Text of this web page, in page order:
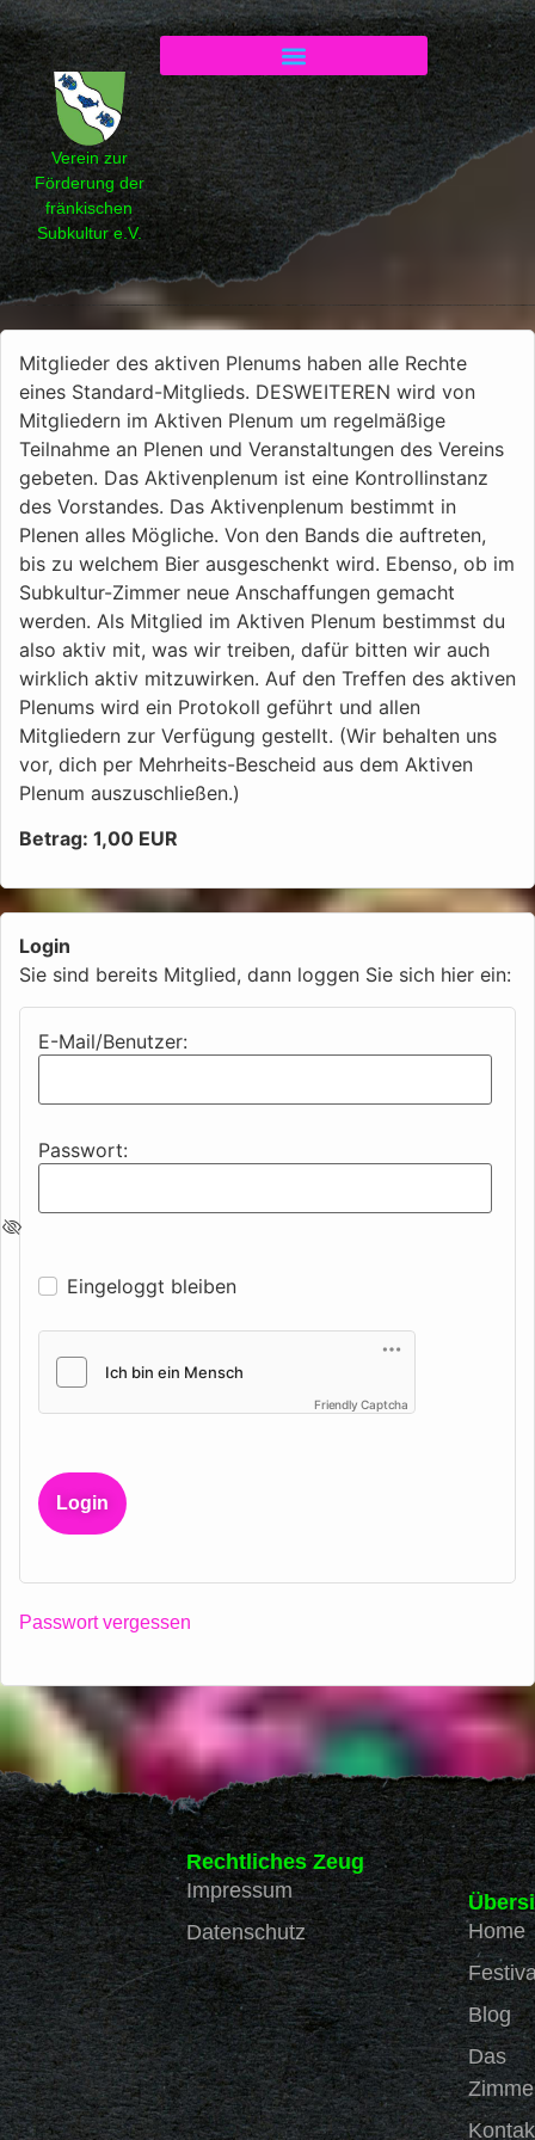
Verein zur
Förderung der
fränkischen
Subkultur e.V.
Mitglieder des aktiven Plenums haben alle Rechte
eines Standard-Mitglieds. DESWEITEREN wird von
Mitgliedern im Aktiven Plenum um regelmäßige
Teilnahme an Plenen und Veranstaltungen des Vereins
gebeten. Das Aktivenplenum ist eine Kontrollinstanz
des Vorstandes. Das Aktivenplenum bestimmt in
Plenen alles Mögliche. Von den Bands die auftreten,
bis zu welchem Bier ausgeschenkt wird. Ebenso, ob im
Subkultur-Zimmer neue Anschaffungen gemacht
werden. Als Mitglied im Aktiven Plenum bestimmst du
also aktiv mit, was wir treiben, dafür bitten wir auch
wirklich aktiv mitzuwirken. Auf den Treffen des aktiven
Plenums wird ein Protokoll geführt und allen
Mitgliedern zur Verfügung gestellt. (Wir behalten uns
vor, dich per Mehrheits-Bescheid aus dem Aktiven
Plenum auszuschließen.)
Betrag: 1,00 EUR
Login
Sie sind bereits Mitglied, dann loggen Sie sich hier ein:
E-Mail/Benutzer:
Passwort:
Eingeloggt bleiben
Friendly Captcha
Passwort vergessen
Home
Blog
Das
Rechtliches Zeug
Impressum
Datenschutz